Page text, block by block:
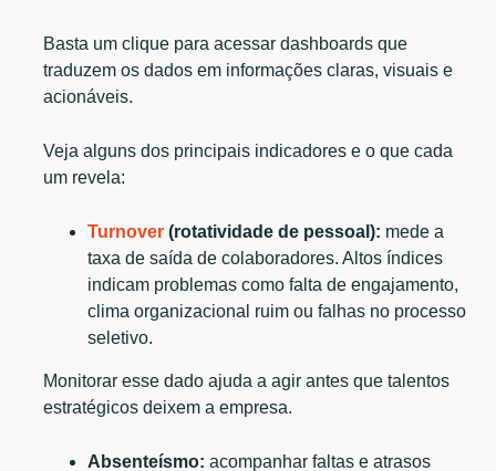
Basta um clique para acessar dashboards que
traduzem os dados em informações claras, visuais e
acionáveis.
Veja alguns dos principais indicadores e o que cada
um revela:
Turnover (rotatividade de pessoal): mede a
taxa de saída de colaboradores. Altos índices
indicam problemas como falta de engajamento,
clima organizacional ruim ou falhas no processo
seletivo.
Monitorar esse dado ajuda a agir antes que talentos
estratégicos deixem a empresa.
Absenteísmo: acompanhar faltas e atrasos